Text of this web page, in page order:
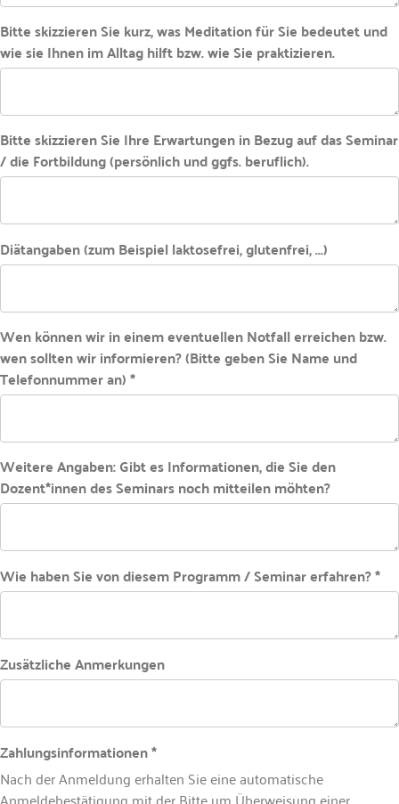
Bitte skizzieren Sie kurz, was Meditation für Sie bedeutet und
wie sie Ihnen im Alltag hilft bzw. wie Sie praktizieren.
Bitte skizzieren Sie Ihre Erwartungen in Bezug auf das Seminar
/ die Fortbildung (persönlich und ggfs. beruflich).
Diätangaben (zum Beispiel laktosefrei, glutenfrei, ...)
Wen können wir in einem eventuellen Notfall erreichen bzw.
wen sollten wir informieren? (Bitte geben Sie Name und
Telefonnummer an) *
Weitere Angaben: Gibt es Informationen, die Sie den
Dozent*innen des Seminars noch mitteilen möhten?
Wie haben Sie von diesem Programm / Seminar erfahren? *
Zusätzliche Anmerkungen
Zahlungsinformationen *
Nach der Anmeldung erhalten Sie eine automatische